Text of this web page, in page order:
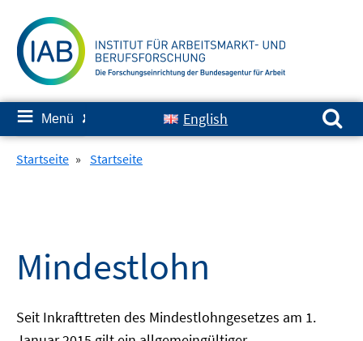
zum
Inhalt
≡ Menü ✘ English
Suchen nach:
Startseite » Startseite
Mindestlohn
Seit Inkrafttreten des Mindestlohngesetzes am 1.